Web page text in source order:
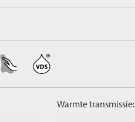
Warmte transmissie: